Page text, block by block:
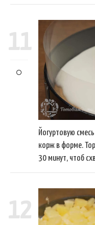
11
Йогуртовую
корж в форме.
30 минут, чтоб
12